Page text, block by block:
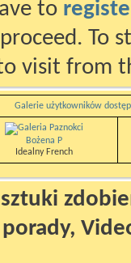
to
To
visit from
Galerie użytkowników
Bożena P
Idealny French
porady,